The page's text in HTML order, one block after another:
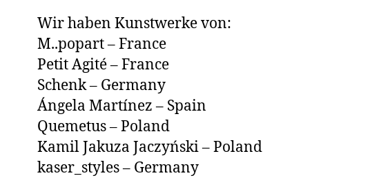
Wir haben Kunstwerke von:
M..popart – France
Petit Agité – France
Schenk – Germany
Ángela Martínez – Spain
Quemetus – Poland
Kamil Jakuza Jaczyński – Poland
kaser_styles ­– Germany